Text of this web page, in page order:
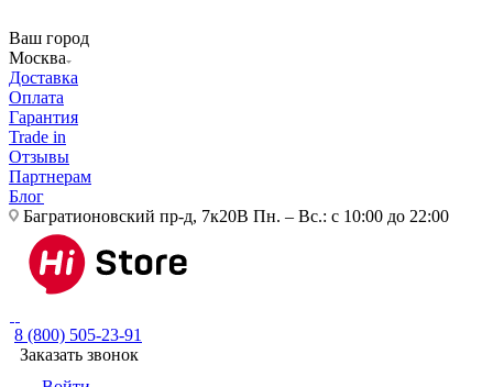
Ваш город
Москва
Доставка
Оплата
Гарантия
Trade in
Отзывы
Партнерам
Блог
Багратионовский пр-д, 7к20В Пн. – Вс.: с 10:00 до 22:00
8 (800) 505-23-91
Заказать звонок